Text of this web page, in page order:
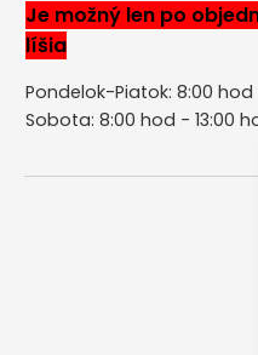
Je možný len po
líšia
Pondelok-Piatok: 8:00 hod
Sobota: 8:00 hod - 13:00